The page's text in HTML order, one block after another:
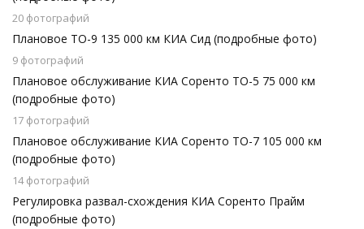
20 фотографий
Плановое ТО-9 135 000 км КИА Сид (подробные фото)
9 фотографий
Плановое обслуживание КИА Соренто ТО-5 75 000 км
(подробные фото)
17 фотографий
Плановое обслуживание КИА Соренто ТО-7 105 000 км
(подробные фото)
14 фотографий
Регулировка развал-схождения КИА Соренто Прайм
(подробные фото)